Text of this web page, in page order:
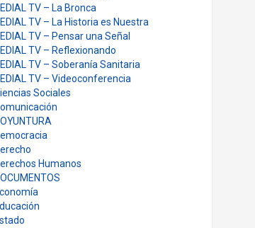
TV – La Bronca
TV – La Historia es Nuestra
TV – Pensar una Señal
TV – Reflexionando
TV – Soberanía Sanitaria
TV – Videoconferencia
Sociales
Humanos